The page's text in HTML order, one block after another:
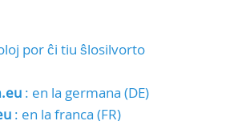
por ĉi tiu ŝlosilvorto
: en la germana (DE)
: en la franca (FR)